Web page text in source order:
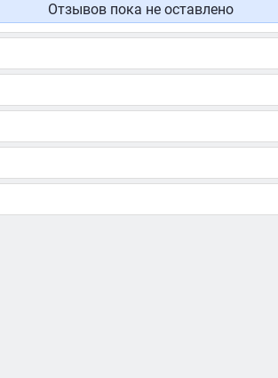
Отзывов пока не оставлено